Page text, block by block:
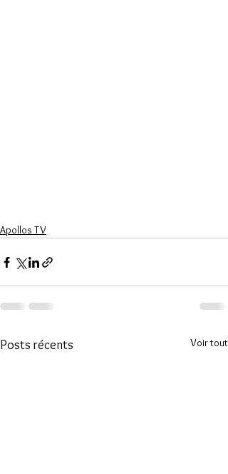
Apollos TV
Posts récents Voir tout